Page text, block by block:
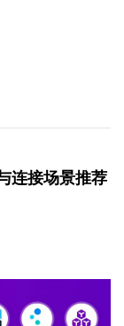
连接场景推荐